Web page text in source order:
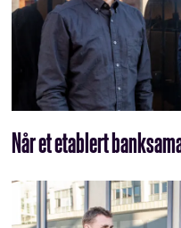
Når et etablert